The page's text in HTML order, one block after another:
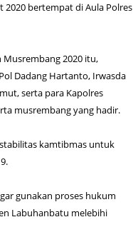
2020 bertempat di Aula Polres
2020 itu,
Dadang Hartanto, Irwasda
serta para Kapolres
musrembang yang hadir.
kamtibmas untuk
gunakan proses hukum
Labuhanbatu melebihi